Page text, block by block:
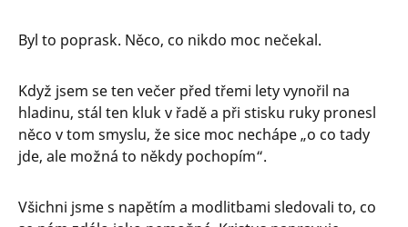
Byl to poprask. Něco, co nikdo moc nečekal.
Když jsem se ten večer před třemi lety vynořil na
hladinu, stál ten kluk v řadě a při stisku ruky pronesl
něco v tom smyslu, že sice moc nechápe „o co tady
jde, ale možná to někdy pochopím“.
Všichni jsme s napětím a modlitbami sledovali to, co